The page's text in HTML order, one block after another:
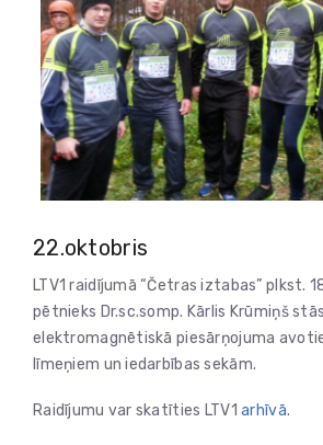
22.oktobris
LTV1 raidījumā “Četras iztabas” plkst.
pētnieks Dr.sc.somp. Kārlis Krūmiņš
elektromagnētiskā piesārņojuma
līmeņiem un iedarbības sekām.
Raidījumu var skatīties LTV1arhīvā.